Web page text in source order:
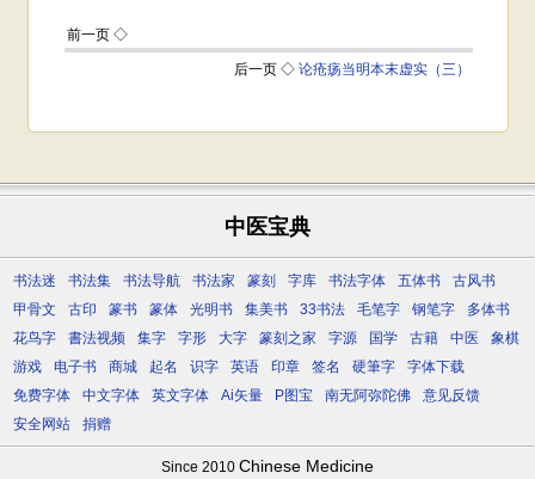
中医宝典
书法迷 书法集 书法导航 书法家 篆刻 字库 书法字体 五体书
古风书
甲骨文
古印 篆书 篆体 光明书 集美书 33书法 毛笔字 钢笔字
多体书
花鸟字
書法视频 集字 字形 大字 篆刻之家 字源 国学 古籍 中医
象棋
游戏
电子书 商城 起名 识字 英语 印章 签名 硬筆字
字体下载
免费字体
中文字体 英文字体 Ai矢量 P图宝 南无阿弥陀佛
意见反馈
安全网站
捐赠
Since 2010 Chinese Medicine